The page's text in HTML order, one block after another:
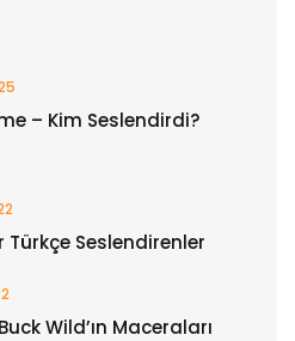
– Kim Seslendirdi?
Seslendirenler
Wild’ın Maceraları